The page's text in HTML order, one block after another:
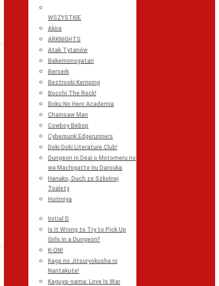
WSZYSTKIE
Akira
ARKNIGHTS
Atak Tytanów
Bakemonogatari
Berserk
Beztroski Kemping
Bocchi The Rock!
Boku No Hero Academia
Chainsaw Man
Cowboy Bebop
Cyberpunk Edgerunners
Doki Doki Literature Club!
Dungeon ni Deai o Motomeru no
wa Machigatte Iru Darouka
Hanako, Duch ze Szkolnej
Toalety
Horimiya
Initial D
Is It Wrong to Try to Pick Up
Girls in a Dungeon?
K-ON!
Kage no Jitsuryokusha ni
Naritakute!
Kaguya-sama: Love Is War